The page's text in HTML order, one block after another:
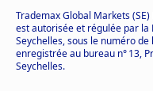
Trademax Global Markets
est autorisée et régulée par la
Seychelles, sous le numéro
enregistrée au bureau n° 13,
Seychelles.